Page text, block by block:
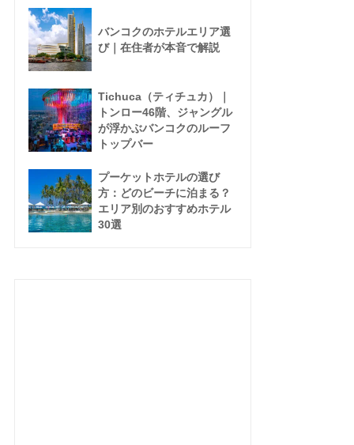
バンコクのホテルエリア選
び｜在住者が本音で解説
Tichuca（ティチュカ）｜
トンロー46階、ジャングル
が浮かぶバンコクのルーフ
トップバー
プーケットホテルの選び
方：どのビーチに泊まる？
エリア別のおすすめホテル
30選